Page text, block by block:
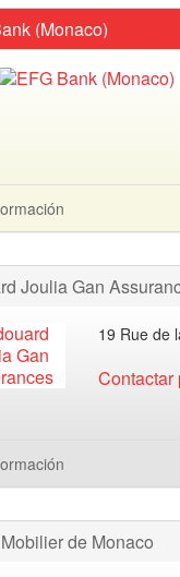
(Monaco)
Joulia Gan
19 Rue de
Contactar
de Monaco